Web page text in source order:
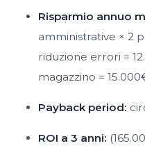
Risparmio annuo
amministrative × 2
riduzione errori =
magazzino =
Payback period:
ROI a 3 anni: